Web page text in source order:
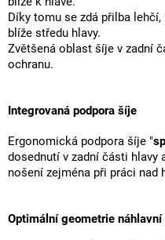
Díky tomu se zdá přilba
blíže středu hlavy.
Zvětšená oblast šíje v zadní
ochranu.
Integrovaná podpora šíje
Ergonomická podpora šíje "
dosednutí v zadní části
nošení zejména při práci nad
Optimální geometrie náhlavní